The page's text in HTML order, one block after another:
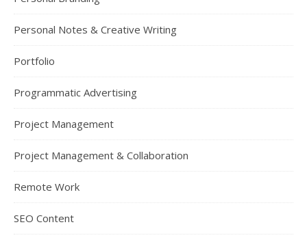
Personal Notes & Creative Writing
Portfolio
Programmatic Advertising
Project Management
Project Management & Collaboration
Remote Work
SEO Content